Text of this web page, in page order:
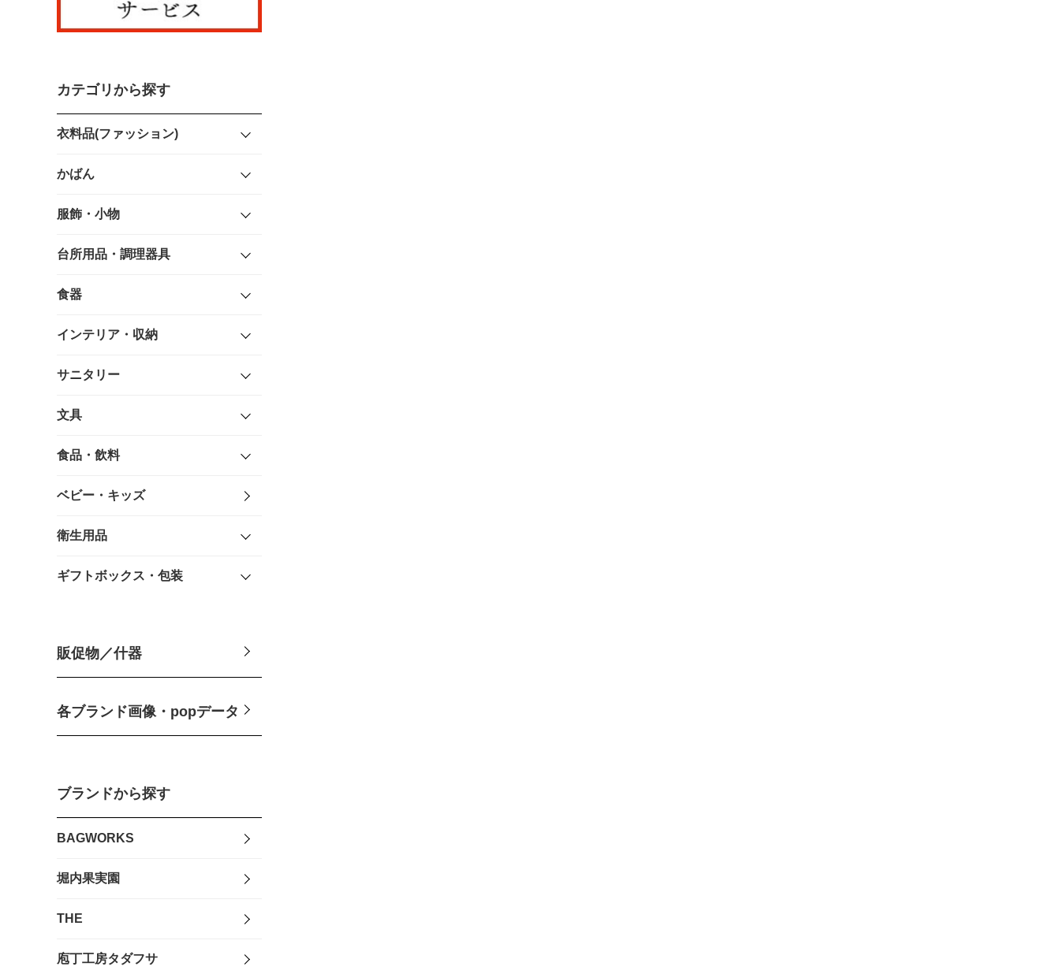
カテゴリから探す
衣料品(ファッション)
かばん
服飾・小物
台所用品・調理器具
食器
インテリア・収納
サニタリー
文具
食品・飲料
ベビー・キッズ
衛生用品
ギフトボックス・包装
販促物／什器
各ブランド画像・popデータ
ブランドから探す
BAGWORKS
堀内果実園
THE
庖丁工房タダフサ